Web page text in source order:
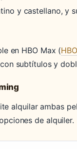
y castellano, y
en HBO Max (
subtítulos y
alquilar ambas
de alquiler.